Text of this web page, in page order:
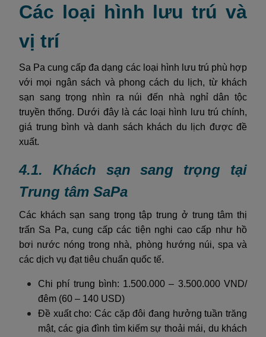
Các loại hình lưu trú và
vị trí
Sa Pa cung cấp đa dạng các loại hình lưu trú phù hợp
với mọi ngân sách và phong cách du lịch, từ khách
sạn sang trọng nhìn ra núi đến nhà nghỉ dân tộc
truyền thống. Dưới đây là các loại hình lưu trú chính,
giá trung bình và danh sách khách du lịch được đề
xuất.
4.1. Khách sạn sang trọng tại
Trung tâm SaPa
Các khách sạn sang trọng tập trung ở trung tâm thị
trấn Sa Pa, cung cấp các tiện nghi cao cấp như hồ
bơi nước nóng trong nhà, phòng hướng núi, spa và
các dịch vụ đạt tiêu chuẩn quốc tế.
Chi phí trung bình: 1.500.000 – 3.500.000 VND/
đêm (60 – 140 USD)
Đề xuất cho: Các cặp đôi đang hưởng tuần trăng
mật, các gia đình tìm kiếm sự thoải mái, du khách